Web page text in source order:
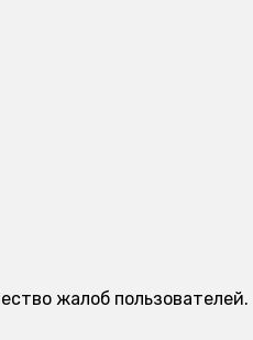
жалоб пользователей.